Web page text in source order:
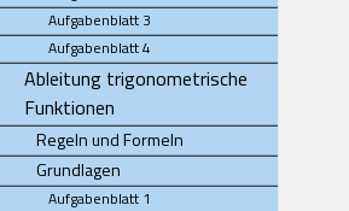
Aufgabenblatt 3
Aufgabenblatt 4
Ableitung trigonometrische
Funktionen
Regeln und Formeln
Grundlagen
Aufgabenblatt 1